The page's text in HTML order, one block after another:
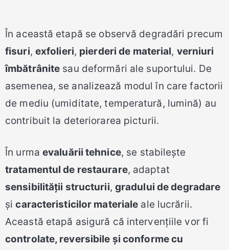
În această etapă se observă degradări precum
fisuri, exfolieri, pierderi de material, verniuri
îmbătrânite sau deformări ale suportului. De
asemenea, se analizează modul în care factorii
de mediu (umiditate, temperatură, lumină) au
contribuit la deteriorarea picturii.
În urma evaluării tehnice, se stabilește
tratamentul de restaurare, adaptat
sensibilității structurii, gradului de degradare
șicaracteristicilor materiale ale lucrării.
Această etapă asigură că intervențiile vor fi
controlate, reversibile și conforme cu